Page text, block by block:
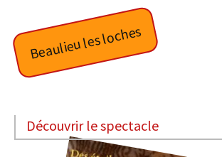
Beaulieu les loches
Découvrir le spectacle